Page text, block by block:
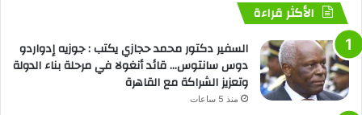
الأكثر قراءة
السفير دكتور محمد حجازي يكتب : جوزيه إدواردو
دوس سانتوس… قائد أنغولا في مرحلة بناء الدولة
وتعزيز الشراكة مع القاهرة
منذ 5 ساعات